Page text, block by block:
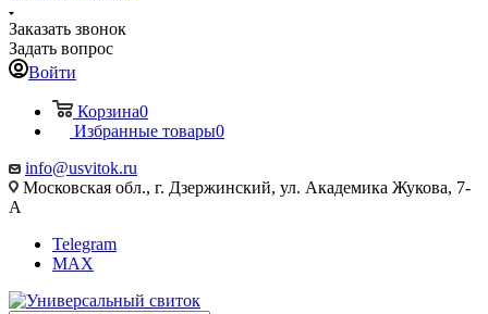
Заказать звонок
Задать вопрос
Войти
Корзина0
Избранные товары0
info@usvitok.ru
Московская обл., г. Дзержинский, ул. Академика Жукова, 7-
А
Telegram
MAX